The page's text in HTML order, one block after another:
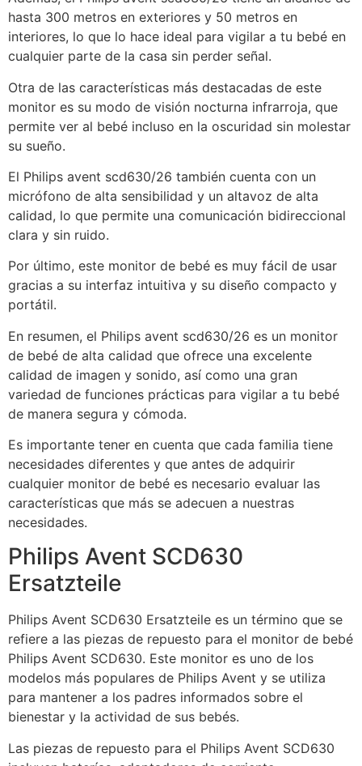
hasta 300 metros en exteriores y 50 metros en
interiores, lo que lo hace ideal para vigilar a tu bebé en
cualquier parte de la casa sin perder señal.
Otra de las características más destacadas de este
monitor es su modo de visión nocturna infrarroja, que
permite ver al bebé incluso en la oscuridad sin molestar
su sueño.
El Philips avent scd630/26 también cuenta con un
micrófono de alta sensibilidad y un altavoz de alta
calidad, lo que permite una comunicación bidireccional
clara y sin ruido.
Por último, este monitor de bebé es muy fácil de usar
gracias a su interfaz intuitiva y su diseño compacto y
portátil.
En resumen, el Philips avent scd630/26 es un monitor
de bebé de alta calidad que ofrece una excelente
calidad de imagen y sonido, así como una gran
variedad de funciones prácticas para vigilar a tu bebé
de manera segura y cómoda.
Es importante tener en cuenta que cada familia tiene
necesidades diferentes y que antes de adquirir
cualquier monitor de bebé es necesario evaluar las
características que más se adecuen a nuestras
necesidades.
Philips Avent SCD630
Ersatzteile
Philips Avent SCD630 Ersatzteile es un término que se
refiere a las piezas de repuesto para el monitor de bebé
Philips Avent SCD630. Este monitor es uno de los
modelos más populares de Philips Avent y se utiliza
para mantener a los padres informados sobre el
bienestar y la actividad de sus bebés.
Las piezas de repuesto para el Philips Avent SCD630